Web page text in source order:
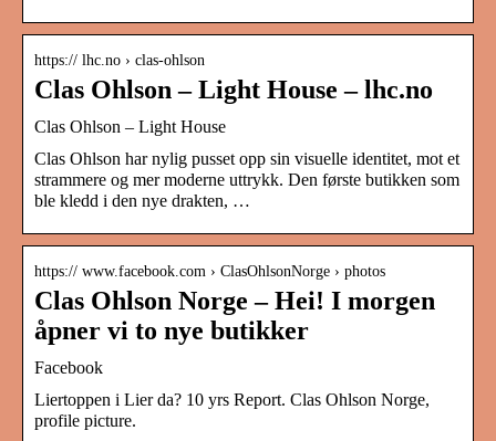
https:// lhc.no › clas-ohlson
Clas Ohlson – Light House – lhc.no
Clas Ohlson – Light House
Clas Ohlson har nylig pusset opp sin visuelle identitet, mot et
strammere og mer moderne uttrykk. Den første butikken som
ble kledd i den nye drakten, …
https:// www.facebook.com › ClasOhlsonNorge › photos
Clas Ohlson Norge – Hei! I morgen
åpner vi to nye butikker
Facebook
Liertoppen i Lier da? 10 yrs Report. Clas Ohlson Norge,
profile picture.